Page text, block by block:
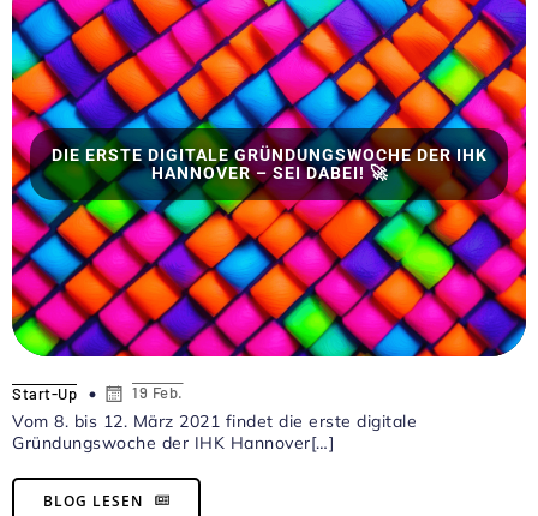
DIE ERSTE DIGITALE GRÜNDUNGSWOCHE DER IHK
HANNOVER – SEI DABEI! 🚀
Start-Up 19 Feb.
Vom 8. bis 12. März 2021 findet die erste digitale
Gründungswoche der IHK Hannover[…]
BLOG LESEN